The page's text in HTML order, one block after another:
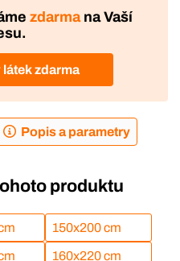
zdarmana Vaší
zdarma
Popis a parametry
produktu
150x200 cm
160x220 cm